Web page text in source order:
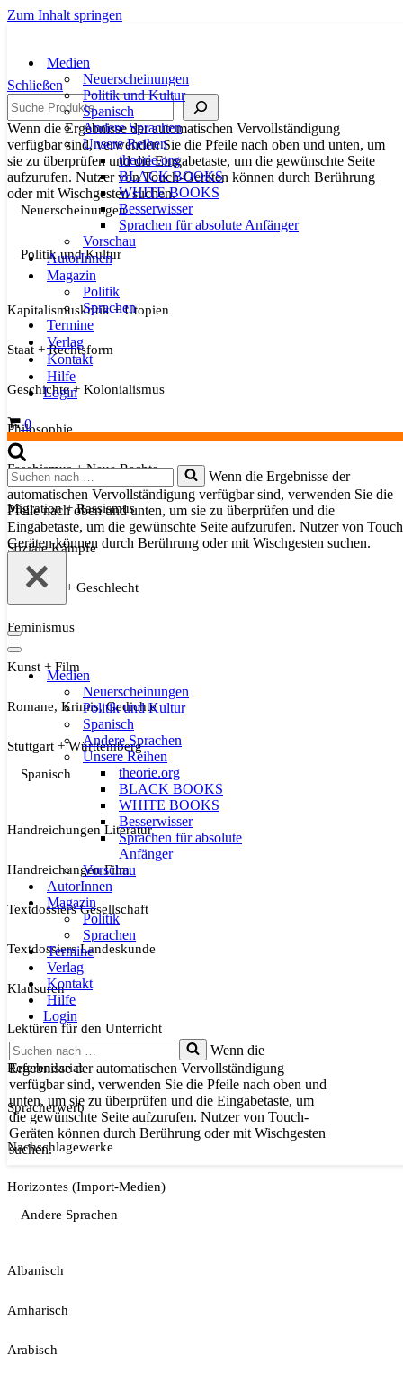
Zum Inhalt springen
Medien
Neuerscheinungen
Politik und Kultur
Spanisch
Andere Sprachen
Unsere Reihen
theorie.org
BLACK BOOKS
WHITE BOOKS
Besserwisser
Sprachen für absolute Anfänger
Vorschau
AutorInnen
Magazin
Politik
Sprachen
Termine
Verlag
Kontakt
Hilfe
Login
Warenkorb
0
Suchen
nach …
Wenn die Ergebnisse der
automatischen Vervollständigung verfügbar sind, verwenden Sie die
Pfeile nach oben und unten, um sie zu überprüfen und die
Eingabetaste, um die gewünschte Seite aufzurufen. Nutzer von
Geräten können durch Berührung oder mit Wischgesten suchen.
Navigationsmenü
Navigationsmenü
Medien
Neuerscheinungen
Politik und Kultur
Spanisch
Andere Sprachen
Unsere Reihen
theorie.org
BLACK BOOKS
WHITE BOOKS
Besserwisser
Sprachen für absolute
Anfänger
Vorschau
AutorInnen
Magazin
Politik
Sprachen
Termine
Verlag
Kontakt
Hilfe
Login
Suchen
nach …
Wenn die
Ergebnisse der automatischen Vervollständigung
verfügbar sind, verwenden Sie die Pfeile nach oben und
unten, um sie zu überprüfen und die Eingabetaste, um
die gewünschte Seite aufzurufen. Nutzer von Touch-
Geräten können durch Berührung oder mit Wischgesten
suchen.
Schließen
Suche
Wenn die Ergebnisse der automatischen Vervollständigung
verfügbar sind, verwenden Sie die Pfeile nach oben und unten, um
sie zu überprüfen und die Eingabetaste, um die gewünschte Seite
aufzurufen. Nutzer von Touch-Geräten können durch Berührung
oder mit Wischgesten suchen.
Neuerscheinungen
Politik und Kultur
Kapitalismuskritik + Utopien
Staat + Rechtsform
Geschichte + Kolonialismus
Philosophie
Faschismus + Neue Rechte
Migration + Rassismus
Soziale Kämpfe
Sexualität + Geschlecht
Feminismus
Kunst + Film
Romane, Krimis, Gedichte
Stuttgart + Württemberg
Spanisch
Handreichungen Literatur
Handreichungen Film
Textdossiers Gesellschaft
Textdossiers Landeskunde
Klausuren
Lektüren für den Unterricht
Referendariat
Spracherwerb
Nachschlagewerke
Horizontes (Import-Medien)
Andere Sprachen
Albanisch
Amharisch
Arabisch